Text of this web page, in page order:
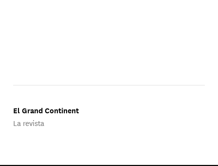
El Grand Continent
La revista